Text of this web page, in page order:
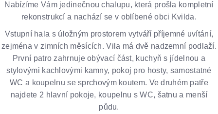
Nabízíme Vám jedinečnou chalupu, která prošla kompletní
rekonstrukcí a nachází se v oblíbené obci Kvilda.
Vstupní hala s úložným prostorem vytváří příjemné uvítání,
zejména v zimních měsících.Vila má dvě nadzemní podlaží.
První patro zahrnuje obývací část, kuchyň s jídelnou a
stylovými kachlovými kamny, pokoj pro hosty, samostatné
WC a koupelnu se sprchovým koutem. Ve druhém patře
najdete 2 hlavní pokoje, koupelnu s WC, šatnu a menší
půdu.